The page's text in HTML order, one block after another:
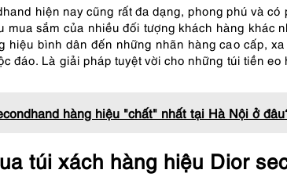
hiện nay cũng rất đa dạng, phong phú và
mua sắm của nhiều đối tượng khách hàng khác
hiệu bình dân đến những nhãn hàng cao cấp,
đáo. Là giải pháp tuyệt vời cho những túi tiền
hàng hiệu "chất" nhất tại Hà Nội ở
túi xách hàng hiệu Dior